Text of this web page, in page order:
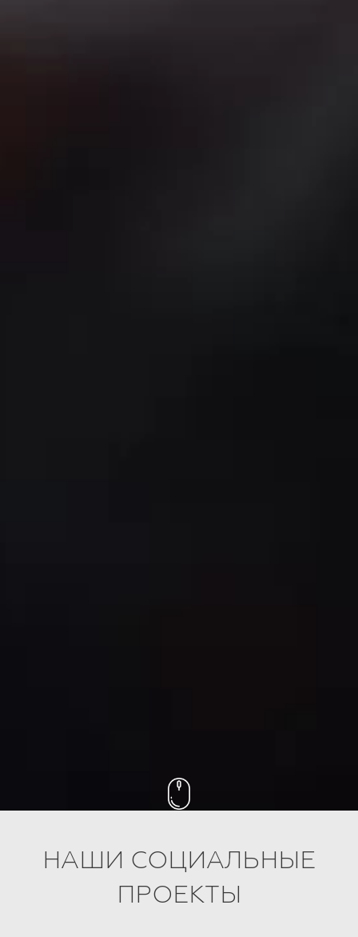
НАШИ СОЦИАЛЬНЫЕ
ПРОЕКТЫ